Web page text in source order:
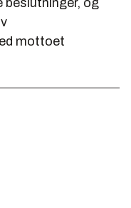
mottoet